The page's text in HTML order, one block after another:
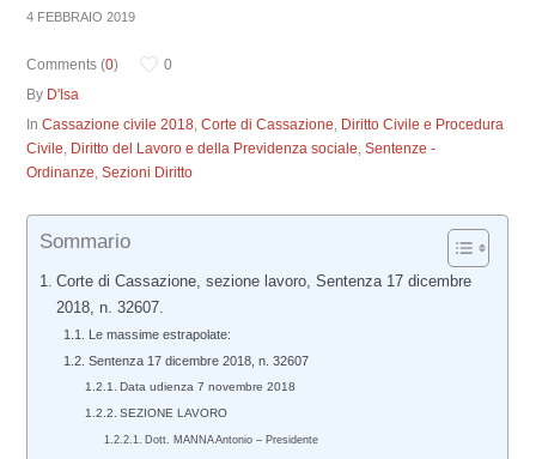
4 FEBBRAIO 2019
Comments (0)
0
By D'Isa
InCassazione civile 2018,Corte di Cassazione, Diritto Civile e Procedura
Civile, Diritto del Lavoro e della Previdenza sociale,Sentenze -
Ordinanze,Sezioni Diritto
Sommario
Corte di Cassazione, sezione lavoro, Sentenza 17 dicembre
2018, n. 32607.
Le massime estrapolate:
Sentenza 17 dicembre 2018, n. 32607
Data udienza 7 novembre 2018
SEZIONE LAVORO
Dott. MANNA Antonio – Presidente